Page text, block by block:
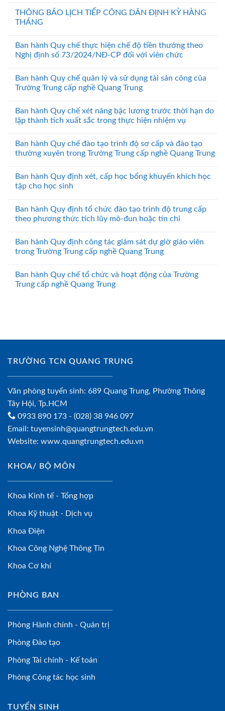
THÔNG BÁO LỊCH TIẾP CÔNG DÂN ĐỊNH KỲ HÀNG
THÁNG
Ban hành Quy chế thực hiện chế độ tiền thưởng theo
Nghị định số 73/2024/NĐ-CP đối với viên chức
Ban hành Quy chế quản lý và sử dụng tài sản công của
Trường Trung cấp nghề Quang Trung
Ban hành Quy chế xét nâng bậc lương trước thời hạn do
lập thành tích xuất sắc trong thực hiện nhiệm vụ
Ban hành Quy chế đào tạo trình độ sơ cấp và đào tạo
thường xuyên trong Trường Trung cấp nghề Quang Trung
Ban hành Quy định xét, cấp học bổng khuyến khích học
tập cho học sinh
Ban hành Quy định tổ chức đào tạo trình độ trung cấp
theo phương thức tích lũy mô-đun hoặc tín chỉ
Ban hành Quy định công tác giám sát dự giờ giáo viên
trong Trường Trung cấp nghề Quang Trung
Ban hành Quy chế tổ chức và hoạt động của Trường
Trung cấp nghề Quang Trung
TRƯỜNG TCN QUANG TRUNG
Văn phòng tuyển sinh: 689 Quang Trung, Phường Thông
Tây Hội, Tp.HCM
0933 890 173 - (028) 38 946 097
Email: tuyensinh@quangtrungtech.edu.vn
Website: www.quangtrungtech.edu.vn
KHOA/ BỘ MÔN
Khoa Kinh tế - Tổng hợp
Khoa Kỹ thuật - Dịch vụ
Khoa Điện
Khoa Công Nghệ Thông Tin
Khoa Cơ khí
PHÒNG BAN
Phòng Hành chính - Quản trị
Phòng Đào tạo
Phòng Tài chính - Kế toán
Phòng Công tác học sinh
TUYỂN SINH